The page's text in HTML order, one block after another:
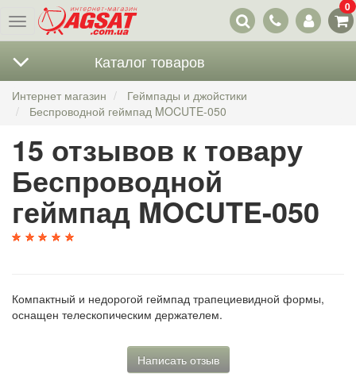
Меню
Наши
контакты
0
Каталог товаров
Интернет магазин
Геймпады и джойстики
Беспроводной геймпад MOCUTE-050
15 отзывов к товару
Беспроводной
геймпад MOCUTE-050
Компактный и недорогой геймпад трапециевидной формы,
оснащен телескопическим держателем.
Написать отзыв